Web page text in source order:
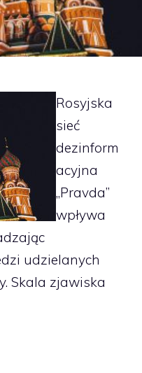
Rosyjska
sieć
dezinform
acyjna
„Pravda”
wpływa
udzielanych
Skala zjawiska